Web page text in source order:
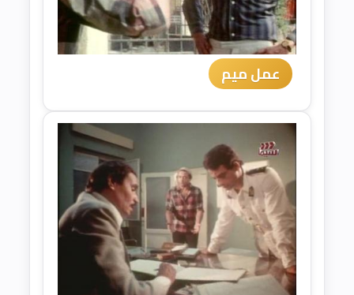
عمل ميم